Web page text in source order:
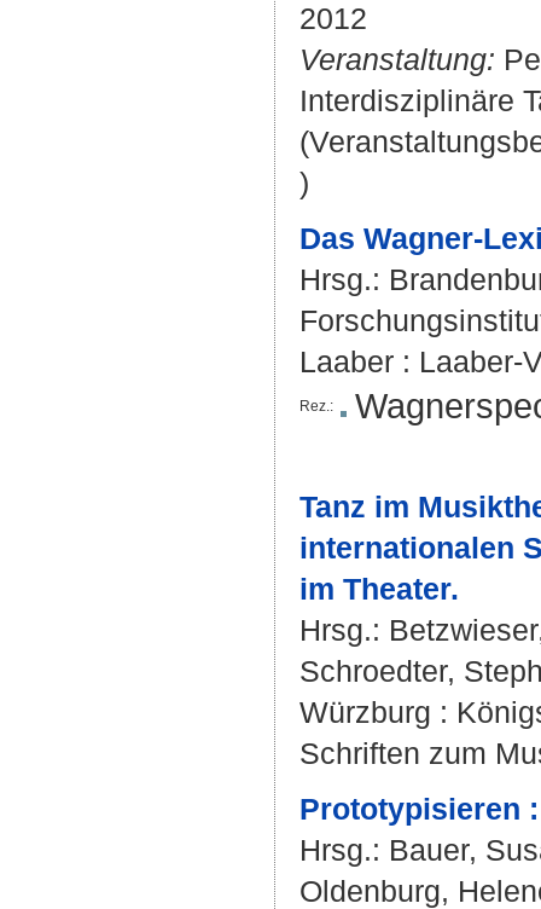
2012
Veranstaltung:
Interdisziplinäre
)
Das Wagner-
Hrsg.:
Laaber : Laaber-
Rez.:
Tanz im
internationalen
im Theater.
Hrsg.:
Schroedter,
Würzburg :
Schriften zum
Prototypisieren
Hrsg.: Bauer,
Oldenburg,